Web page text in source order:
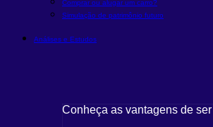
Comprar ou alugar um carro?
Simulação de patrimônio futuro
Análises e Estudos
Conheça as vantagens de